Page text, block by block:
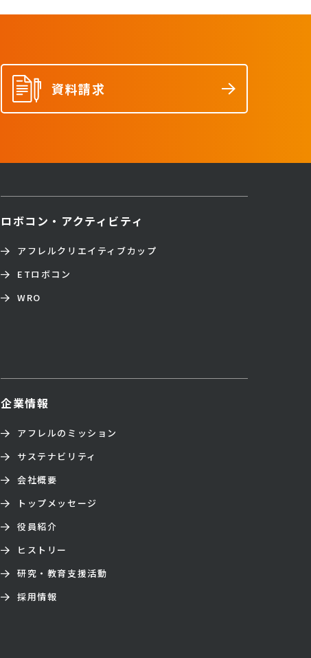
資料請求
ロボコン・アクティビティ
アフレルクリエイティブカップ
ETロボコン
WRO
企業情報
アフレルのミッション
サステナビリティ
会社概要
トップメッセージ
役員紹介
ヒストリー
研究・教育支援活動
採用情報